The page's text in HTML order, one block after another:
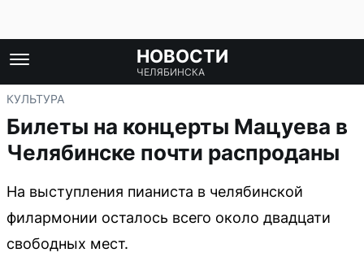
НОВОСТИ
ЧЕЛЯБИНСКА
КУЛЬТУРА
Билеты на концерты Мацуева в
Челябинске почти распроданы
На выступления пианиста в челябинской
филармонии осталось всего около двадцати
свободных мест.